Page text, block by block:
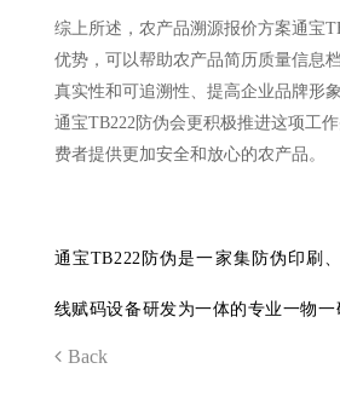
综上所述，农产品溯源报价方案通宝
优势，可以帮助农产品简历质量信息
真实性和可追溯性、提高企业品牌形
通宝TB222防伪会更积极推进这项工
费者提供更加安全和放心的农产品。
通宝TB222防伪是一家集防伪印刷
线赋码设备研发为一体的专业一物一
Back